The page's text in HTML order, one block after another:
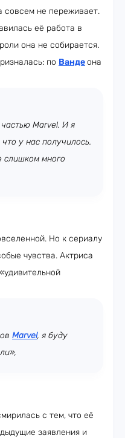
совсем не переживает.
её работа в
она не собирается.
по Вандеона
Marvel. И я
у нас получилось.
много
Но к сериалу
чувства. Актриса
Marvel, я буду
с тем, что её
заявления и